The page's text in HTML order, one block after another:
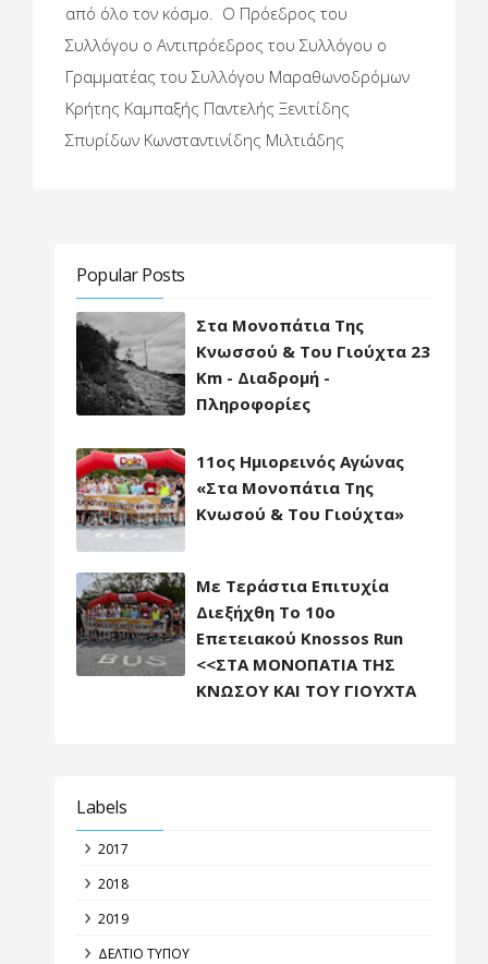
από όλο τον κόσμο. Ο Πρόεδρος του
Συλλόγου ο Αντιπρόεδρος του Συλλόγου ο
Γραμματέας του Συλλόγου Μαραθωνοδρόμων
Κρήτης Καμπαξής Παντελής Ξενιτίδης
Σπυρίδων Κωνσταντινίδης Μιλτιάδης
Popular Posts
Στα Μονοπάτια Της
Κνωσσού & Του Γιούχτα 23
Km - Διαδρομή -
Πληροφορίες
11ος Ημιορεινός Αγώνας
«Στα Μονοπάτια Της
Κνωσού & Του Γιούχτα»
Με Τεράστια Επιτυχία
Διεξήχθη Το 10ο
Επετειακού Knossos Run
<<ΣΤΑ ΜΟΝΟΠΑΤΙΑ ΤΗΣ
ΚΝΩΣΟΥ ΚΑΙ ΤΟΥ ΓΙΟΥΧΤΑ
Labels
2017
2018
2019
ΔΕΛΤΙΟ ΤΥΠΟΥ